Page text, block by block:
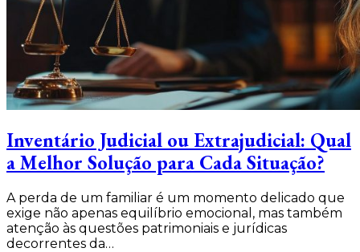
Inventário Judicial ou Extrajudicial: Qual
a Melhor Solução para Cada Situação?
A perda de um familiar é um momento delicado que
exige não apenas equilíbrio emocional, mas também
atenção às questões patrimoniais e jurídicas
decorrentes da…